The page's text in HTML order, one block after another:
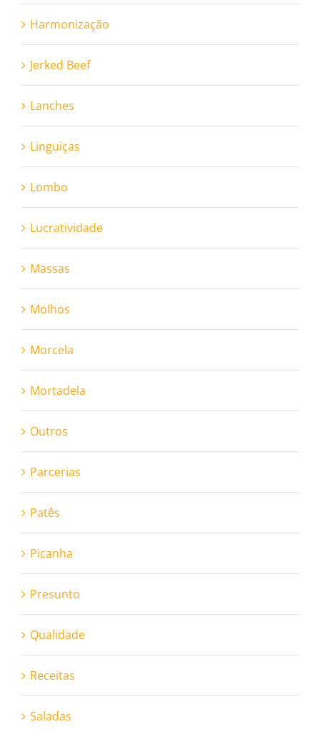
Harmonização
Jerked Beef
Lanches
Linguiças
Lombo
Lucratividade
Massas
Molhos
Morcela
Mortadela
Outros
Parcerias
Patês
Picanha
Presunto
Qualidade
Receitas
Saladas